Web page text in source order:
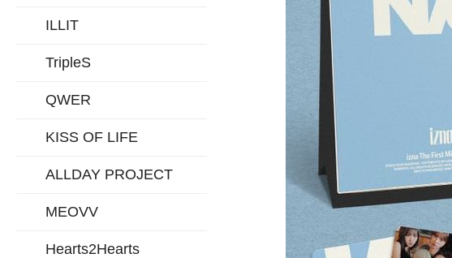
ILLIT
TripleS
QWER
KISS OF LIFE
ALLDAY PROJECT
MEOVV
Hearts2Hearts